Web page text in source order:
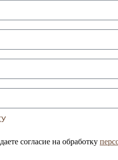
согласие на обработку